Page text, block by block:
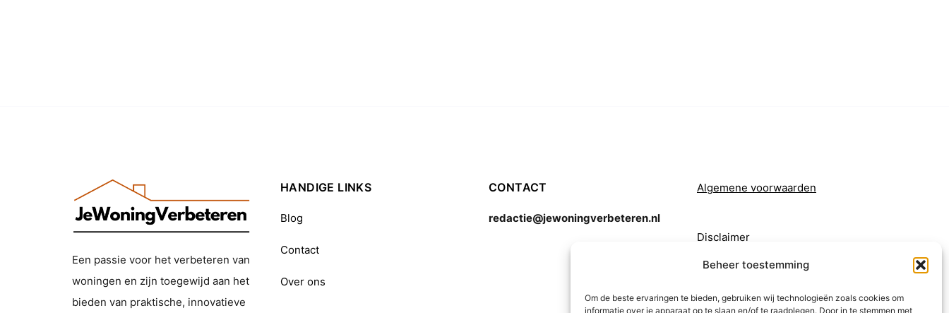
Beheer toestemming
Om de beste ervaringen te bieden, gebruiken wij technologieën zoals cookies om
informatie over je apparaat op te slaan en/of te raadplegen. Door in te stemmen met
Een passie voor het verbeteren van
woningen en zijn toegewijd aan het
bieden van praktische, innovatieve
HANDIGE LINKS
Blog
Contact
Over ons
CONTACT
redactie@jewoningverbeteren.nl
Algemene voorwaarden
Disclaimer